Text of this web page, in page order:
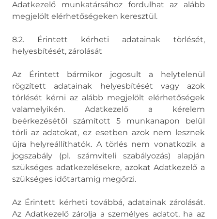
Adatkezelő munkatársához fordulhat az alább
megjelölt elérhetőségeken keresztül.
8.2. Érintett kérheti adatainak törlését,
helyesbítését, zárolását
Az Érintett bármikor jogosult a helytelenül
rögzített adatainak helyesbítését vagy azok
törlését kérni az alább megjelölt elérhetőségek
valamelyikén. Adatkezelő a kérelem
beérkezésétől számított 5 munkanapon belül
törli az adatokat, ez esetben azok nem lesznek
újra helyreállíthatók. A törlés nem vonatkozik a
jogszabály (pl. számviteli szabályozás) alapján
szükséges adatkezelésekre, azokat Adatkezelő a
szükséges időtartamig megőrzi.
Az Érintett kérheti továbbá, adatainak zárolását.
Az Adatkezelő zárolja a személyes adatot, ha az